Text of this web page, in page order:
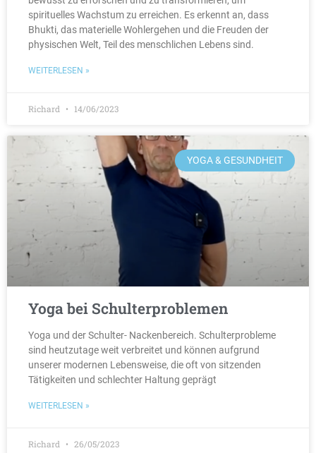
spirituelles Wachstum zu erreichen. Es erkennt an, dass
Bhukti, das materielle Wohlergehen und die Freuden der
physischen Welt, Teil des menschlichen Lebens sind.
WEITERLESEN »
Richard 14/06/2023
YOGA & GESUNDHEIT
Yoga bei Schulterproblemen
Yoga und der Schulter- Nackenbereich. Schulterprobleme
sind heutzutage weit verbreitet und können aufgrund
unserer modernen Lebensweise, die oft von sitzenden
Tätigkeiten und schlechter Haltung geprägt
WEITERLESEN »
Richard 26/05/2023